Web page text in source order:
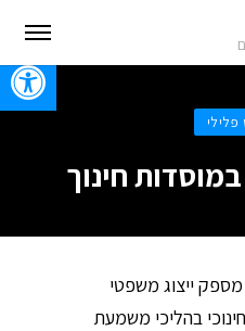
חינוך
ייצוג משפטי
בהליכי משמעת